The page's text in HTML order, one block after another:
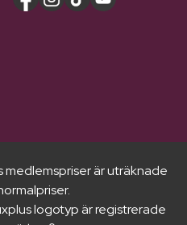
medlemspriser är uträknade
logotyp är registrerade